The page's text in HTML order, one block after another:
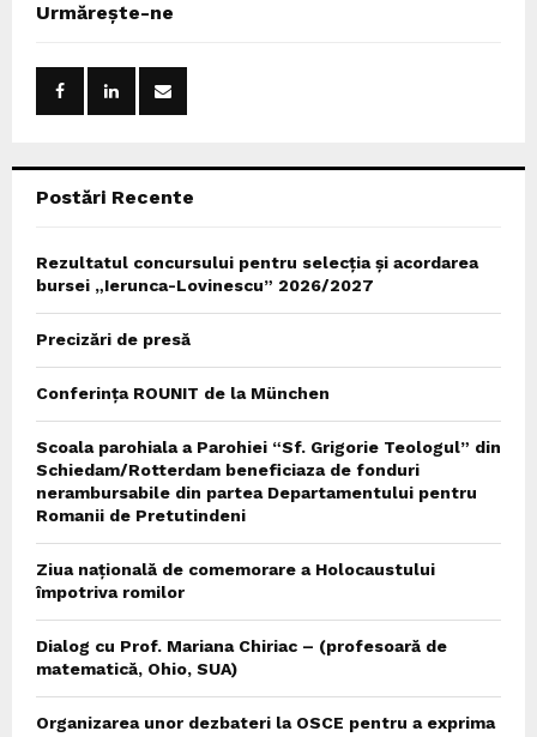
h
Urmărește-ne
Postări Recente
Rezultatul concursului pentru selecția și acordarea
bursei „Ierunca-Lovinescu” 2026/2027
Precizări de presă
Conferința ROUNIT de la München
Scoala parohiala a Parohiei “Sf. Grigorie Teologul” din
Schiedam/Rotterdam beneficiaza de fonduri
nerambursabile din partea Departamentului pentru
Romanii de Pretutindeni
Ziua națională de comemorare a Holocaustului
împotriva romilor
Dialog cu Prof. Mariana Chiriac – (profesoară de
matematică, Ohio, SUA)
Organizarea unor dezbateri la OSCE pentru a exprima